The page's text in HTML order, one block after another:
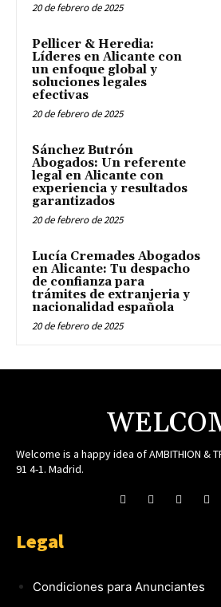
20 de febrero de 2025
Pellicer & Heredia:
Líderes en Alicante con
un enfoque global y
soluciones legales
efectivas
20 de febrero de 2025
Sánchez Butrón
Abogados: Un referente
legal en Alicante con
experiencia y resultados
garantizados
20 de febrero de 2025
Lucía Cremades Abogados
en Alicante: Tu despacho
de confianza para
trámites de extranjeria y
nacionalidad española
20 de febrero de 2025
Welcome is a happy idea of AMBITHION &
91 4-1. Madrid.
Legal
Condiciones para Anunciantes